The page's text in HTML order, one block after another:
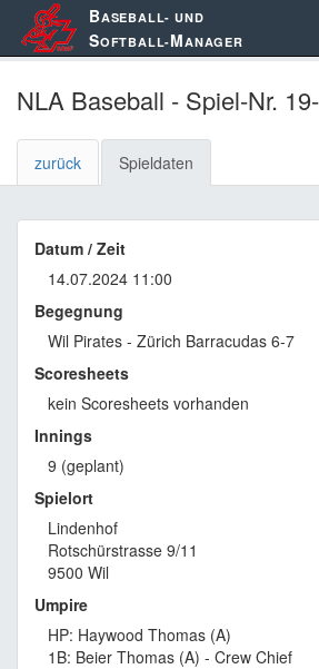
BASEBALL- UND
SOFTBALL-MANAGER
NLA Baseball - Spiel-Nr.
zurück Spieldaten
Datum / Zeit
14.07.2024 11:00
Begegnung
Wil Pirates - Zürich Barracudas 6-7
Scoresheets
kein Scoresheets vorhanden
Innings
9 (geplant)
Spielort
Lindenhof
Rotschürstrasse 9/11
9500 Wil
Umpire
HP: Haywood Thomas (A)
1B: Beier Thomas (A) - Crew Chief